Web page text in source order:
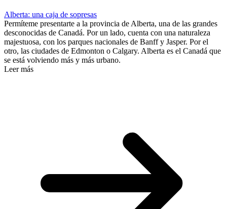
Alberta: una caja de sopresas
Permíteme presentarte a la provincia de Alberta, una de las grandes
desconocidas de Canadá. Por un lado, cuenta con una naturaleza
majestuosa, con los parques nacionales de Banff y Jasper. Por el
otro, las ciudades de Edmonton o Calgary. Alberta es el Canadá que
se está volviendo más y más urbano.
Leer más